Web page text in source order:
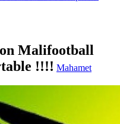
Malifootball
!!!! Mahamet